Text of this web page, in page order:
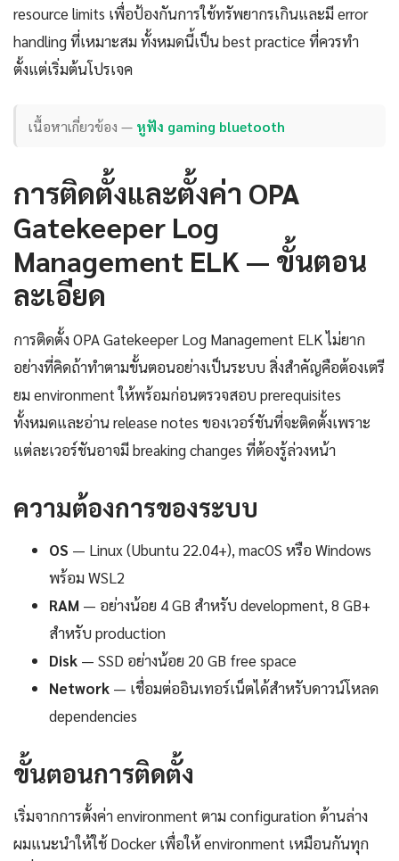
resource limits เพื่อป้องกันการใช้ทรัพยากรเกินและมี error
handling ที่เหมาะสม ทั้งหมดนี้เป็น best practice ที่ควรทำ
ตั้งแต่เริ่มต้นโปรเจค
เนื้อหาเกี่ยวข้อง — หูฟัง gaming bluetooth
การติดตั้งและตั้งค่า OPA
Gatekeeper Log
Management ELK — ขั้นตอน
ละเอียด
การติดตั้ง OPA Gatekeeper Log Management ELK ไม่ยาก
อย่างที่คิดถ้าทำตามขั้นตอนอย่างเป็นระบบ สิ่งสำคัญคือต้องเตรี
ยม environment ให้พร้อมก่อนตรวจสอบ prerequisites
ทั้งหมดและอ่าน release notes ของเวอร์ชันที่จะติดตั้งเพราะ
แต่ละเวอร์ชันอาจมี breaking changes ที่ต้องรู้ล่วงหน้า
ความต้องการของระบบ
OS — Linux (Ubuntu 22.04+), macOS หรือ Windows
พร้อม WSL2
RAM — อย่างน้อย 4 GB สำหรับ development, 8 GB+
สำหรับ production
Disk — SSD อย่างน้อย 20 GB free space
Network — เชื่อมต่ออินเทอร์เน็ตได้สำหรับดาวน์โหลด
dependencies
ขั้นตอนการติดตั้ง
เริ่มจากการตั้งค่า environment ตาม configuration ด้านล่าง
ผมแนะนำให้ใช้ Docker เพื่อให้ environment เหมือนกันทุก